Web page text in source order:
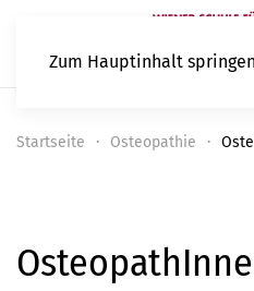
Zum Hauptinhalt springen
Startseite Osteopathie